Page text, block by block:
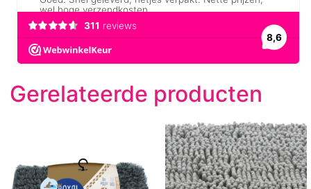
Gerelateerde producten